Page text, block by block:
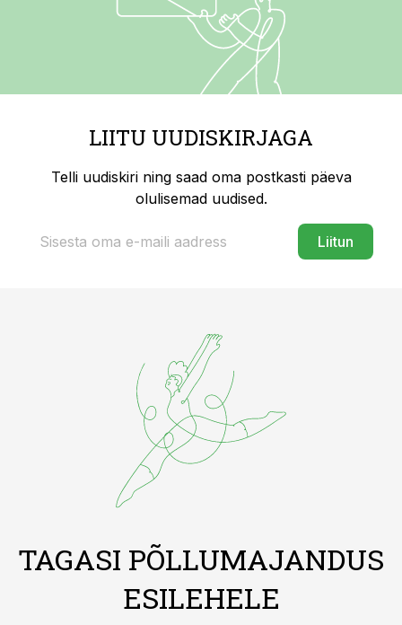
LIITU UUDISKIRJAGA
Telli uudiskiri ning saad oma postkasti päeva
olulisemad uudised.
Liitun
TAGASI PÕLLUMAJANDUS
ESILEHELE